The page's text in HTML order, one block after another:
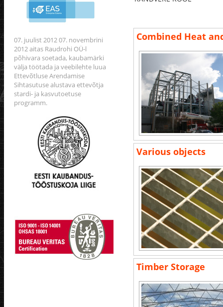
07. juulist 2012 07. novembrini
2012 aitas Raudrohi OÜ-l
põhivara soetada, kaubamärki
välja töötada ja veebilehte luua
Ettevõtluse Arendamise
Sihtasutuse alustava ettevõtja
stardi- ja kasvutoetuse
programm.
Combined Heat
Various objects
Timber Storage